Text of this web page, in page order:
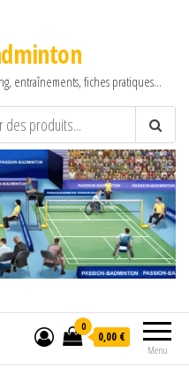
entraînements, fiches pratiques…
Menu
0
0,00 €